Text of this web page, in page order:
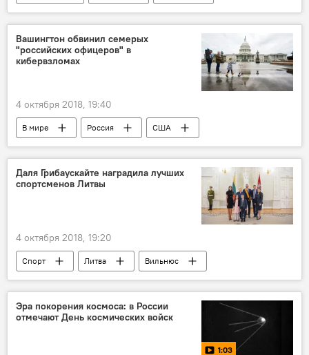
КГБ
Вашингтон обвинил семерых
"российских офицеров" в
кибервзломах
4 октября 2018, 19:40
В мире Россия
США
кибератака
Даля Грибаускайте наградила лучших
спортсменов Литвы
4 октября 2018, 19:20
Спорт Литва
Вильнюс
Даля Грибаускайте
"Жальгирис"
Эра покорения космоса: в России
отмечают День космических войск
1:03